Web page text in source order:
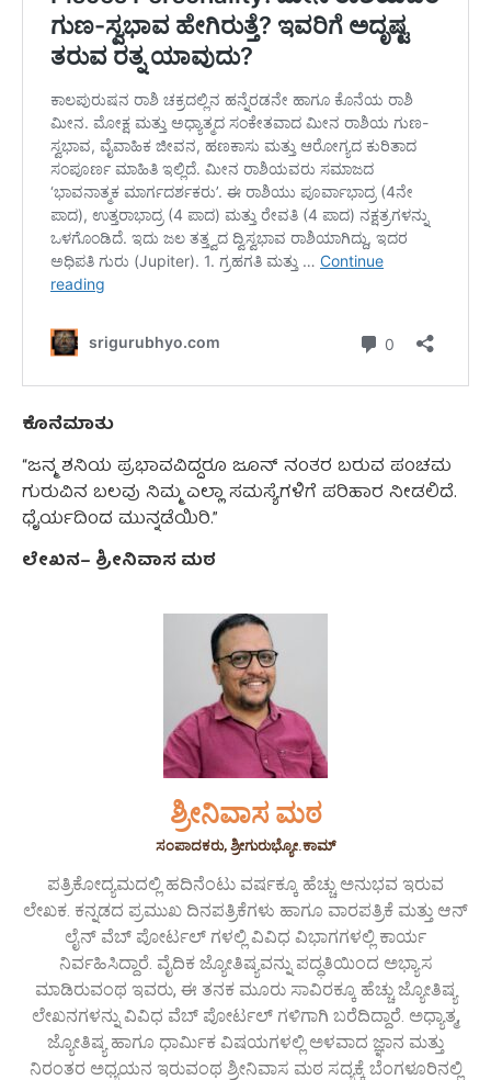
ಕೊನೆಮಾತು
“ಜನ್ಮ ಶನಿಯ ಪ್ರಭಾವವಿದ್ದರೂ ಜೂನ್ ನಂತರ ಬರುವ ಪಂಚಮ
ಗುರುವಿನ ಬಲವು ನಿಮ್ಮ ಎಲ್ಲಾ ಸಮಸ್ಯೆಗಳಿಗೆ ಪರಿಹಾರ ನೀಡಲಿದೆ.
ಧೈರ್ಯದಿಂದ ಮುನ್ನಡೆಯಿರಿ.”
ಲೇಖನ– ಶ್ರೀನಿವಾಸಮಠ
ಶ್ರೀನಿವಾಸ ಮಠ
ಸಂಪಾದಕರು, ಶ್ರೀಗುರುಭ್ಯೋ.ಕಾಮ್
ಪತ್ರಿಕೋದ್ಯಮದಲ್ಲಿ ಹದಿನೆಂಟು ವರ್ಷಕ್ಕೂ ಹೆಚ್ಚು ಅನುಭವ ಇರುವ
ಲೇಖಕ. ಕನ್ನಡದ ಪ್ರಮುಖ ದಿನಪತ್ರಿಕೆಗಳು ಹಾಗೂ ವಾರಪತ್ರಿಕೆ ಮತ್ತು ಆನ್
ಲೈನ್ ವೆಬ್ ಪೋರ್ಟಲ್ ಗಳಲ್ಲಿ ವಿವಿಧ ವಿಭಾಗಗಳಲ್ಲಿ ಕಾರ್ಯ
ನಿರ್ವಹಿಸಿದ್ದಾರೆ. ವೈದಿಕ ಜ್ಯೋತಿಷ್ಯವನ್ನು ಪದ್ಧತಿಯಿಂದ ಅಭ್ಯಾಸ
ಮಾಡಿರುವಂಥ ಇವರು, ಈ ತನಕ ಮೂರು ಸಾವಿರಕ್ಕೂ ಹೆಚ್ಚು ಜ್ಯೋತಿಷ್ಯ
ಲೇಖನಗಳನ್ನು ವಿವಿಧ ವೆಬ್ ಪೋರ್ಟಲ್ ಗಳಿಗಾಗಿ ಬರೆದಿದ್ದಾರೆ. ಅಧ್ಯಾತ್ಮ,
ಜ್ಯೋತಿಷ್ಯ ಹಾಗೂ ಧಾರ್ಮಿಕ ವಿಷಯಗಳಲ್ಲಿ ಅಳವಾದ ಜ್ಞಾನ ಮತ್ತು
ನಿರಂತರ ಅಧ್ಯಯನ ಇರುವಂಥ ಶ್ರೀನಿವಾಸ ಮಠ ಸದ್ಯಕ್ಕೆ ಬೆಂಗಳೂರಿನಲ್ಲಿ